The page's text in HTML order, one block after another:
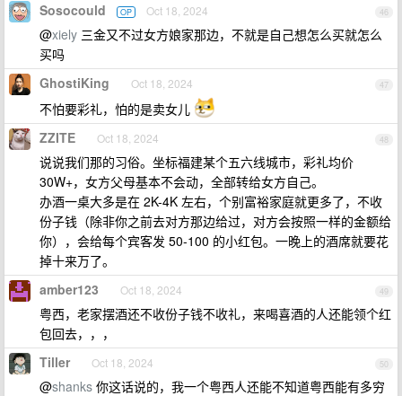
46
Sosocould OP Oct 18, 2024
@xiely 三金又不过女方娘家那边，不就是自己想怎么买就怎么
买吗
47
GhostiKing Oct 18, 2024
不怕要彩礼，怕的是卖女儿
48
ZZITE Oct 18, 2024
说说我们那的习俗。坐标福建某个五六线城市，彩礼均价
30W+，女方父母基本不会动，全部转给女方自己。
办酒一桌大多是在 2K-4K 左右，个别富裕家庭就更多了，不收
份子钱（除非你之前去对方那边给过，对方会按照一样的金额给
你），会给每个宾客发 50-100 的小红包。一晚上的酒席就要花
掉十来万了。
49
amber123 Oct 18, 2024
粤西，老家摆酒还不收份子钱不收礼，来喝喜酒的人还能领个红
包回去，，，
50
Tiller Oct 18, 2024
@shanks 你这话说的，我一个粤西人还能不知道粤西能有多穷